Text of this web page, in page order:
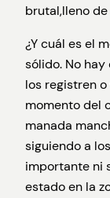
brutal,lleno
¿Y cuál es el
sólido. No
los registren
momento del
manada
siguiendo a
importante ni
estado en la